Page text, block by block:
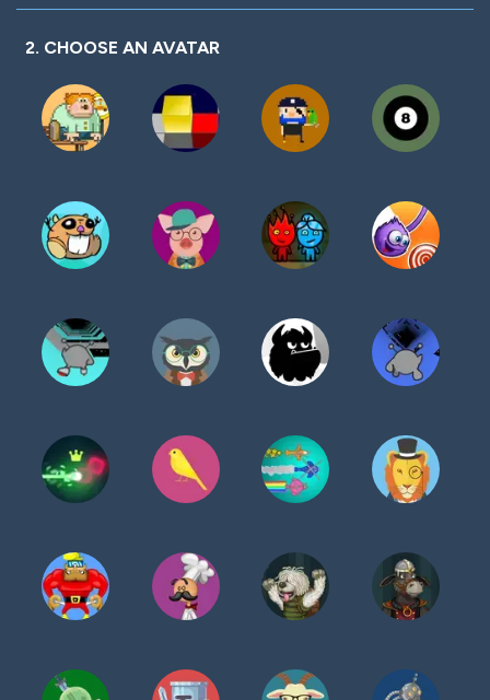
2. CHOOSE AN AVATAR